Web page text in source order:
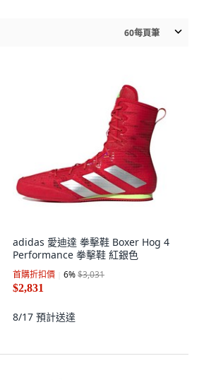
60每頁筆
adidas 愛迪達 拳擊鞋 Boxer Hog 4
Performance 拳擊鞋 紅銀色
首購折扣價 6%$3,031
$2,831
8/17 預計送達